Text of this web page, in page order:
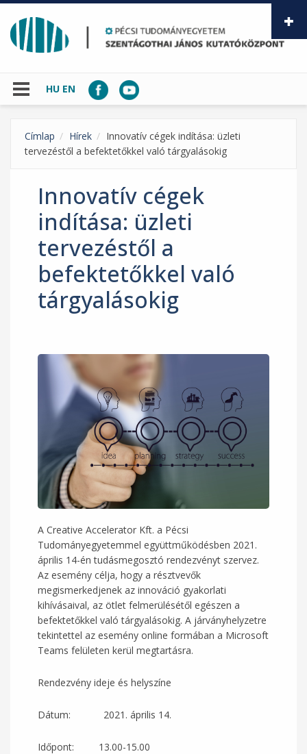
Ugrás a tartalomra
HU EN
Címlap Hírek
Innovatív cégek indítása: üzleti
tervezéstől a befektetőkkel való tárgyalásokig
Innovatív cégek
indítása: üzleti
tervezéstől a
befektetőkkel való
tárgyalásokig
A Creative Accelerator Kft. a Pécsi
Tudományegyetemmel együttműködésben 2021.
április 14-én tudásmegosztó rendezvényt szervez.
Az esemény célja, hogy a résztvevők
megismerkedjenek az innováció gyakorlati
kihívásaival, az ötlet felmerülésétől egészen a
befektetőkkel való tárgyalásokig. A járványhelyzetre
tekintettel az esemény online formában a Microsoft
Teams felületen kerül megtartásra.
Rendezvény ideje és helyszíne
Dátum: 2021. április 14.
Időpont: 13.00-15.00